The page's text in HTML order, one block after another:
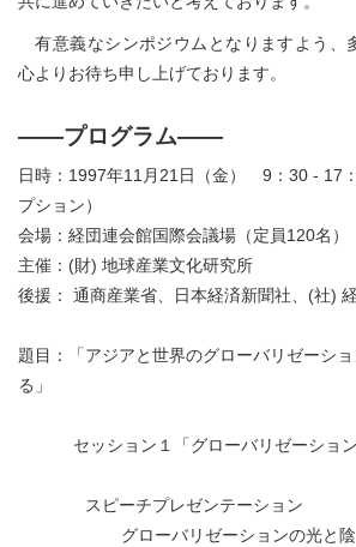
有意義なシンポジウムとなりますよう、
心よりお待ち申し上げております。
――プログラム――
日時：1997年11月21日（金） 9：30 - 17
プション）
会場：経団連会館国際会議場（定員120名）
主催：(財) 地球産業文化研究所
後援： 通商産業省、日本経済新聞社、(社)
題目：「アジアと世界のグローバリゼーシ
る」
セッション１「グローバリゼーション
スピーチプレゼンテーション
グローバリゼーションの光と陰（